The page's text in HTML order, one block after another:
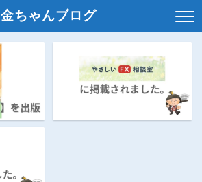
金ちゃんブログ